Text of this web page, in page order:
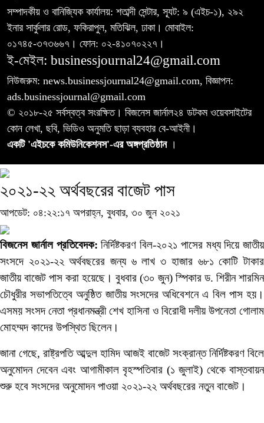
সম্পাদকীয় ও বানিজ্যিক কার্যালয়: শতাব্দী সেন্টার, স্যূট: ৯ (এইচ-১), ২৯২
ইনার সার্কুলার রোড, ফকিরাপুল, মতিঝিল, ঢাকা। মোবাইল:
০১৭৪৫-৩৭৩৬৬৭। ফোন: ০২-৪১০৭০২২৭।
ই-মেইল: businessjournal24@gmail.com
নিউজরুম: news.businessjournal24@gmail.com, বিজ্ঞাপন:
ads.businessjournal@gmail.com
© ২০১৮-২৫ সর্বস্বত্ব সংরক্ষিত। বিজনেস জার্নাল২৪ ডটকম ওয়েবসাইটের
কোন লেখা, ছবি, ভিডিও অনুমতি ছাড়া ব্যবহার বে-আইনী।
একটি 'এইচকে কমিউনিকেশনস'-এর অঙ্গপ্রতিষ্ঠান ।
২০২১-২২ অর্থবছরের বাজেট পাস
আপডেট: ০৪:২২:১৭ অপরাহ্ন, বুধবার, ৩০ জুন ২০২১
বিজনেস জার্নাল প্রতিবেদক:নির্দিষ্টকরণ বিল-২০২১ পাসের মধ্য দিয়ে জাতীয়
সংসদে ২০২১-২২ অর্থবছরের জন্য ৬ লাখ ৩ হাজার ৬৮১ কোটি টাকার
জাতীয় বাজেট পাস করা হয়েছে। বুধবার (৩০ জুন) স্পিকার ড. শিরীন শারমিন
চৌধুরীর সভাপতিত্বে অনুষ্ঠিত জাতীয় সংসদের অধিবেশনে এ বিল পাস হয়।
এসময় সংসদ নেতা প্রধানমন্ত্রী শেখ হাসিনা ও বিরোধী দলীয় উপনেতা গোলাম
মোহম্মদ কাদের উপস্থিত ছিলেন।
জানা গেছে, রাষ্ট্রপতি আব্দুল হামিদ আজই বাজেট সংক্রান্ত নির্দিষ্টকরণ বিলে
অনুমোদন দেবেন এবং আগামীকাল বৃহস্পতিবার (১ জুলাই) থেকে বাস্তবায়ন
শুরু হবে সংসদের অনুমোদন পাওয়া ২০২১-২২ অর্থবছরের নতুন বাজেট।